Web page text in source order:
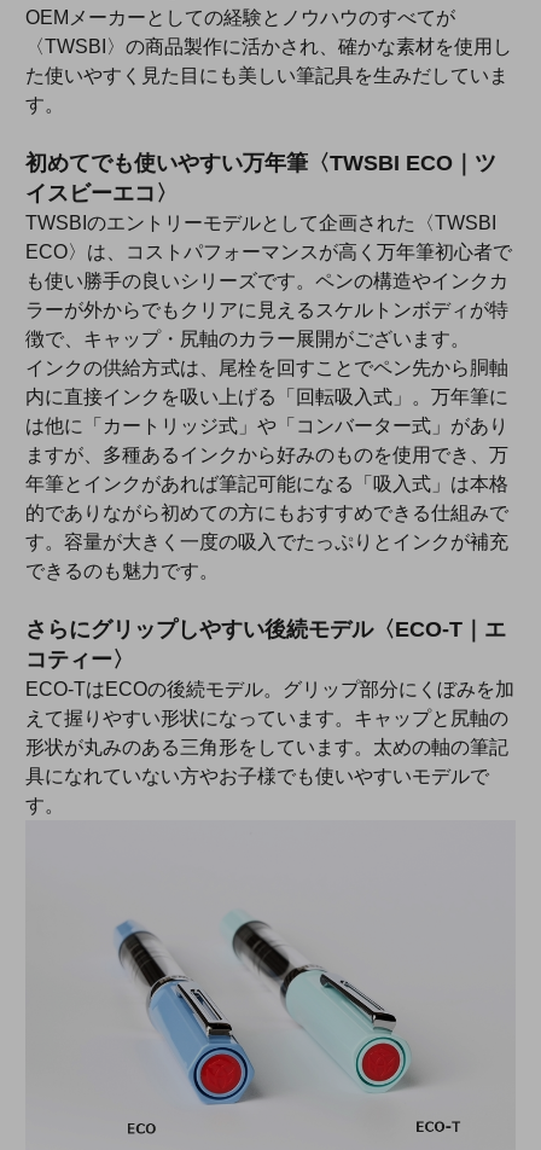
OEMメーカーとしての経験とノウハウのすべてが
〈TWSBI〉の商品製作に活かされ、確かな素材を使用し
た使いやすく見た目にも美しい筆記具を生みだしていま
す。
初めてでも使いやすい万年筆〈TWSBI ECO｜ツ
イスビーエコ〉
TWSBIのエントリーモデルとして企画された〈TWSBI
ECO〉は、コストパフォーマンスが高く万年筆初心者で
も使い勝手の良いシリーズです。ペンの構造やインクカ
ラーが外からでもクリアに見えるスケルトンボディが特
徴で、キャップ・尻軸のカラー展開がございます。
インクの供給方式は、尾栓を回すことでペン先から胴軸
内に直接インクを吸い上げる「回転吸入式」。万年筆に
は他に「カートリッジ式」や「コンバーター式」があり
ますが、多種あるインクから好みのものを使用でき、万
年筆とインクがあれば筆記可能になる「吸入式」は本格
的でありながら初めての方にもおすすめできる仕組みで
す。容量が大きく一度の吸入でたっぷりとインクが補充
できるのも魅力です。
さらにグリップしやすい後続モデル〈ECO-T｜エ
コティー〉
ECO-TはECOの後続モデル。グリップ部分にくぼみを加
えて握りやすい形状になっています。キャップと尻軸の
形状が丸みのある三角形をしています。太めの軸の筆記
具になれていない方やお子様でも使いやすいモデルで
す。